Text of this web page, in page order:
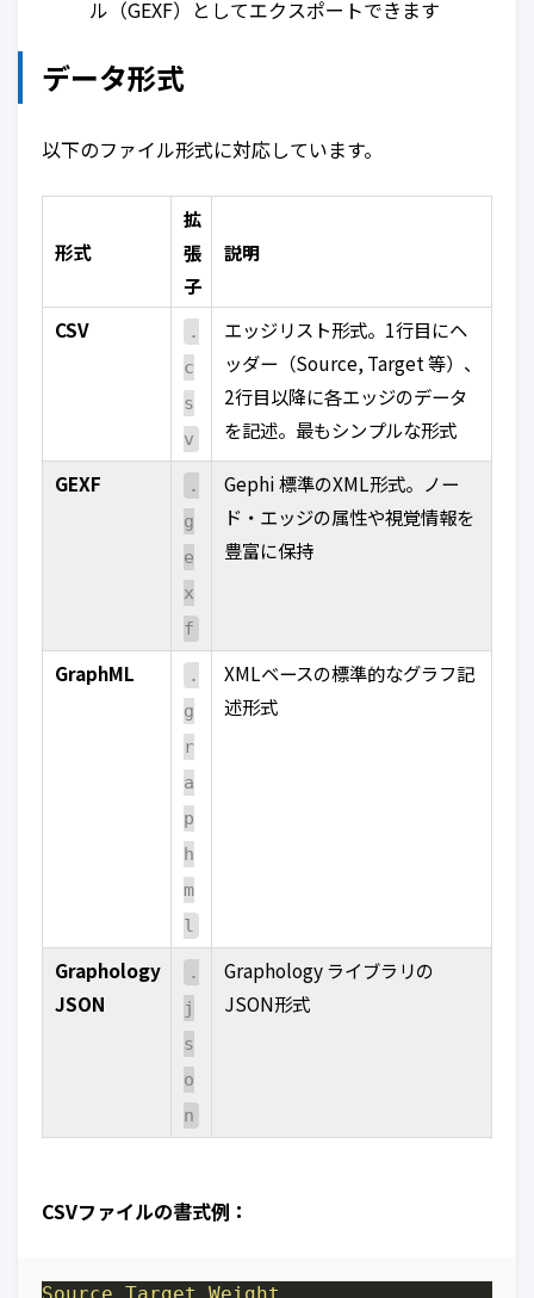
ル（GEXF）としてエクスポートできます
データ形式
以下のファイル形式に対応しています。
形式
拡
張
子
説明
CSV
.
c
s
v
エッジリスト形式。1行目にヘ
ッダー（Source, Target 等）、
2行目以降に各エッジのデータ
を記述。最もシンプルな形式
GEXF
.
g
e
x
f
Gephi 標準のXML形式。ノー
ド・エッジの属性や視覚情報を
豊富に保持
GraphML
.
g
r
a
p
h
m
l
XMLベースの標準的なグラフ記
述形式
Graphology
JSON
.
j
s
o
n
Graphology ライブラリの
JSON形式
CSVファイルの書式例：